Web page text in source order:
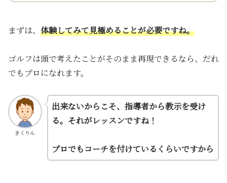
まずは、 体験してみて見極めることが必要ですね。
ゴルフは頭で考えたことがそのまま再現できるなら、だれ
でもプロになれます。
きくりん
出来ないからこそ、指導者から教示を受け
る。それがレッスンですね！
プロでもコーチを付けているくらいですから